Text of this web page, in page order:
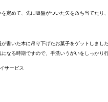
定めて、先に吸盤がついた矢を放ち当てたり
書いた木に吊り下げたお菓子をゲットしまし
なる時期ですので、手洗いうがいをしっかり
サービス